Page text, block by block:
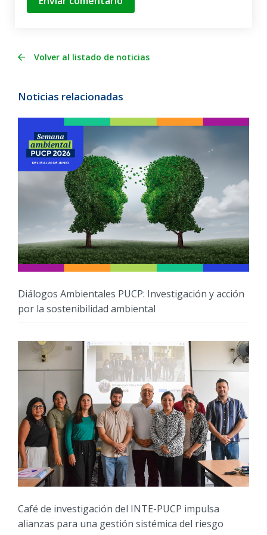
Volver al listado de noticias
Noticias relacionadas
Diálogos Ambientales PUCP: Investigación y acción
por la sostenibilidad ambiental
Café de investigación del INTE-PUCP impulsa
alianzas para una gestión sistémica del riesgo